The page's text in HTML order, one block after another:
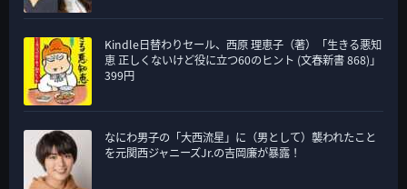
Kindle日替わりセール、西原 理恵子（著）「生きる悪知
恵 正しくないけど役に立つ60のヒント (文春新書 868)」
399円
なにわ男子の「大西流星」に（男として）襲われたこと
を元関西ジャニーズJr.の吉岡廉が暴露！